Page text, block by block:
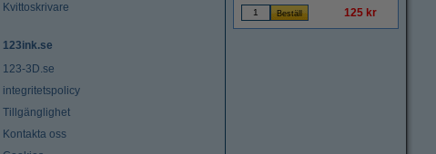
125 kr
Kvittoskrivare
123ink.se
123-3D.se
integritetspolicy
Tillgänglighet
Kontakta oss